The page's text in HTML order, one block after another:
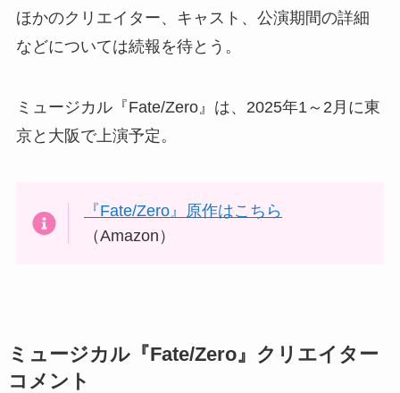
ほかのクリエイター、キャスト、公演期間の詳細
などについては続報を待とう。
ミュージカル『Fate/Zero』は、2025年1～2月に東
京と大阪で上演予定。
『Fate/Zero』原作はこちら
（Amazon）
ミュージカル『Fate/Zero』クリエイター
コメント